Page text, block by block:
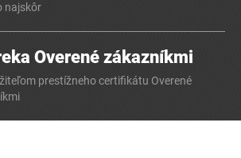
najskôr
Overené zákazníkmi
prestížneho certifikátu Overené